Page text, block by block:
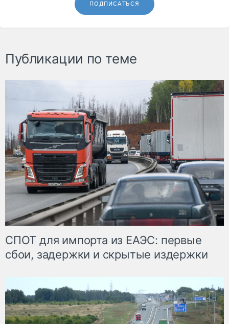
ПОДПИСАТЬСЯ
Публикации по теме
СПОТ для импорта из ЕАЭС: первые
сбои, задержки и скрытые издержки